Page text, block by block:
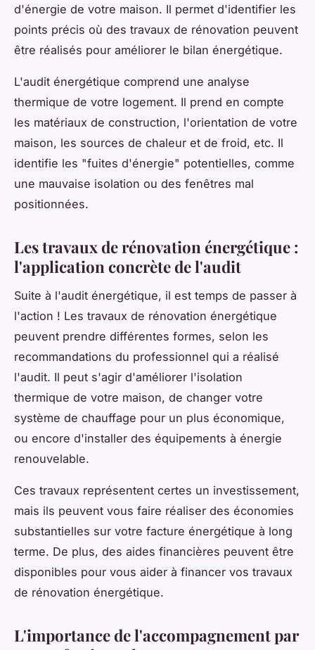
d'énergie de votre maison. Il permet d'identifier les
points précis où des travaux de rénovation peuvent
être réalisés pour améliorer le bilan énergétique.
L'audit énergétique comprend une analyse
thermique de votre logement. Il prend en compte
les matériaux de construction, l'orientation de votre
maison, les sources de chaleur et de froid, etc. Il
identifie les "fuites d'énergie" potentielles, comme
une mauvaise isolation ou des fenêtres mal
positionnées.
Les travaux de rénovation énergétique :
l'application concrète de l'audit
Suite à l'audit énergétique, il est temps de passer à
l'action ! Les travaux de rénovation énergétique
peuvent prendre différentes formes, selon les
recommandations du professionnel qui a réalisé
l'audit. Il peut s'agir d'améliorer l'isolation
thermique de votre maison, de changer votre
système de chauffage pour un plus économique,
ou encore d'installer des équipements à énergie
renouvelable.
Ces travaux représentent certes un investissement,
mais ils peuvent vous faire réaliser des économies
substantielles sur votre facture énergétique à long
terme. De plus, des aides financières peuvent être
disponibles pour vous aider à financer vos travaux
de rénovation énergétique.
L'importance de l'accompagnement par